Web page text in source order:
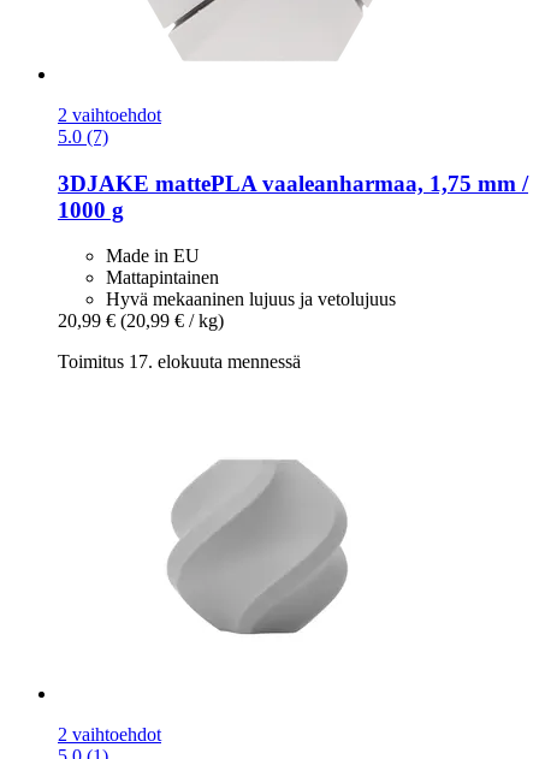
2 vaihtoehdot
5.0 (7)
3DJAKE mattePLA vaaleanharmaa, 1,75 mm /
1000 g
Made in EU
Mattapintainen
Hyvä mekaaninen lujuus ja vetolujuus
20,99 € (20,99 € / kg)
Toimitus 17. elokuuta mennessä
2 vaihtoehdot